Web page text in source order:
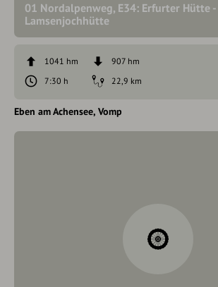
01 Nordalpenweg, E34: Erfurter Hütte -
Lamsenjochhütte
1041 hm
907 hm
7:30 h
22,9 km
Eben am Achensee Vomp